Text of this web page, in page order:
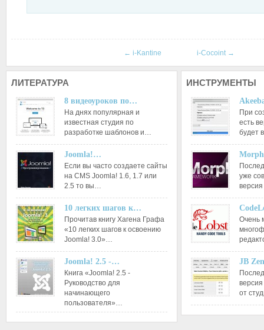
← i-Kantine i-Cocoint →
ЛИТЕРАТУРА
8 видеоуроков по…
На днях популярная и
известная студия по
разработке шаблонов и…
Joomla!…
Если вы часто создаете сайты
на CMS Joomla! 1.6, 1.7 или
2.5 то вы…
10 легких шагов к…
Прочитав книгу Хагена Графа
«10 легких шагов к освоению
Joomla! 3.0»…
Joomla! 2.5 -…
Книга «Joomla! 2.5 -
Руководство для
начинающего
пользователя»…
ИНСТРУМЕНТЫ
При
есть
будет
уже
Очень
JB
от